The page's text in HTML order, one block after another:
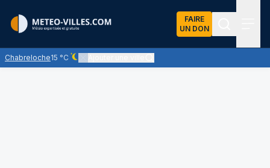
FAIRE
UN DON
Chabreloche15 °C
Ciel dégagé - quasiment pas de nuages